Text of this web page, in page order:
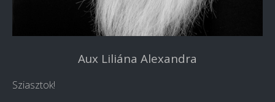
Aux Liliána Alexandra
Sziasztok!